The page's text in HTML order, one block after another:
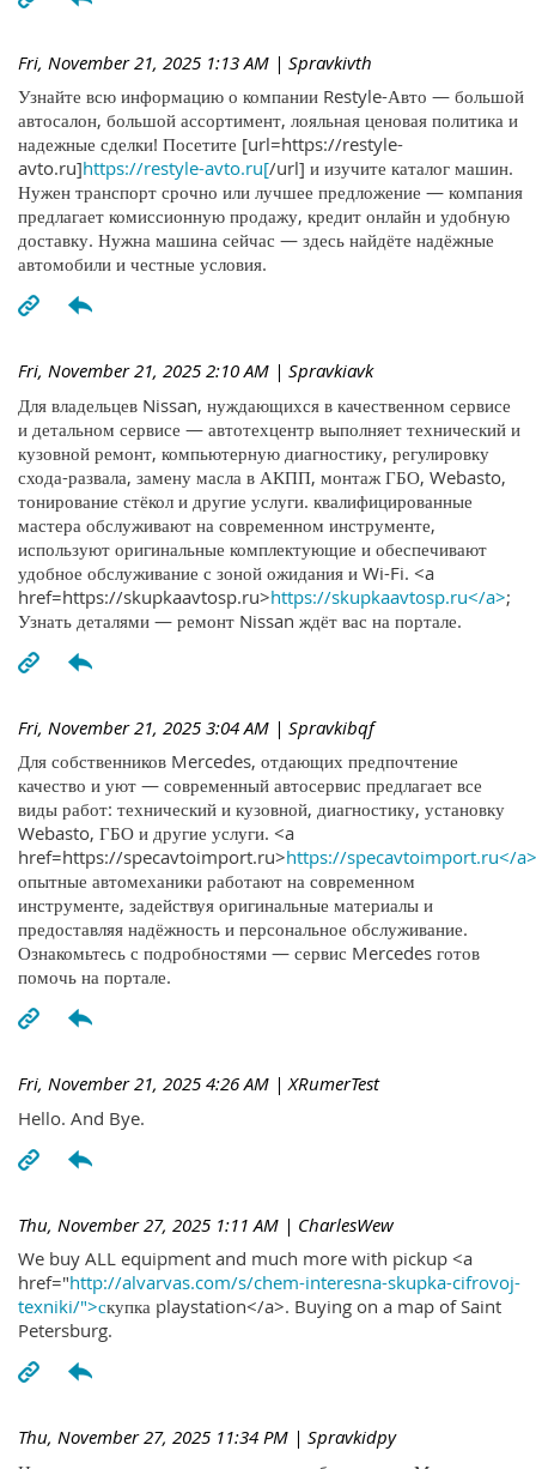
Fri, November 21, 2025 1:13 AM | Spravkivth
Узнайте всю информацию о компании Restyle-Авто — большой
автосалон, большой ассортимент, лояльная ценовая политика и
надежные сделки! Посетите [url=https://restyle-
avto.ru]https://restyle-avto.ru[/url] и изучите каталог машин.
Нужен транспорт срочно или лучшее предложение — компания
предлагает комиссионную продажу, кредит онлайн и удобную
доставку. Нужна машина сейчас — здесь найдёте надёжные
автомобили и честные условия.
Fri, November 21, 2025 2:10 AM | Spravkiavk
Для владельцев Nissan, нуждающихся в качественном сервисе
и детальном сервисе — автотехцентр выполняет технический и
кузовной ремонт, компьютерную диагностику, регулировку
схода-развала, замену масла в АКПП, монтаж ГБО, Webasto,
тонирование стёкол и другие услуги. квалифицированные
мастера обслуживают на современном инструменте,
используют оригинальные комплектующие и обеспечивают
удобное обслуживание с зоной ожидания и Wi-Fi. <a
href=https://skupkaavtosp.ru>https://skupkaavtosp.ru</a>;
Узнать деталями — ремонт Nissan ждёт вас на портале.
Fri, November 21, 2025 3:04 AM | Spravkibqf
Для собственников Mercedes, отдающих предпочтение
качество и уют — современный автосервис предлагает все
виды работ: технический и кузовной, диагностику, установку
Webasto, ГБО и другие услуги. <a
href=https://specavtoimport.ru>https://specavtoimport.ru</a>
опытные автомеханики работают на современном
инструменте, задействуя оригинальные материалы и
предоставляя надёжность и персональное обслуживание.
Ознакомьтесь с подробностями — сервис Mercedes готов
помочь на портале.
Fri, November 21, 2025 4:26 AM | XRumerTest
Hello. And Bye.
Thu, November 27, 2025 1:11 AM | CharlesWew
We buy ALL equipment and much more with pickup <a
href="http://alvarvas.com/s/chem-interesna-skupka-cifrovoj-
texniki/">скупка playstation</a>. Buying on a map of Saint
Petersburg.
Thu, November 27, 2025 11:34 PM | Spravkidpy